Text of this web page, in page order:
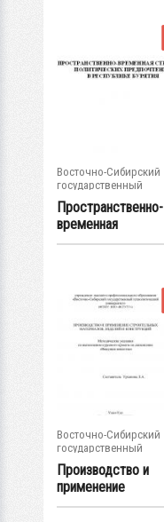
Восточно-Сибирский
государственный
университет...
Пространственно-
временная
структура
Восточно-Сибирский
государственный
университет...
Производство и
применение
строительных